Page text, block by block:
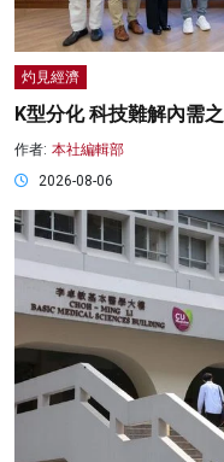
灼見經濟
K型分化 科技難解內需
作者: 本社編輯部
2026-08-06